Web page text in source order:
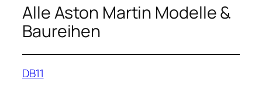
Alle Aston Martin Modelle &
Baureihen
DB11